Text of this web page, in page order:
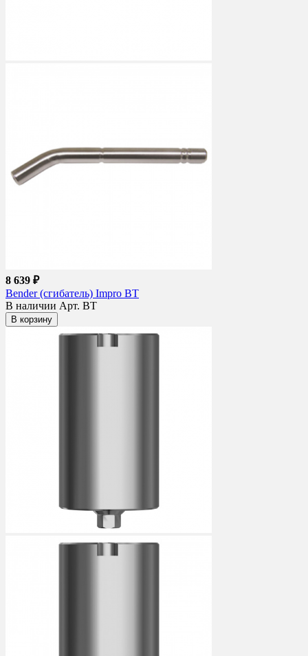
8 639 ₽
Bender (сгибатель) Impro BT
В наличии Арт. BT
В корзину